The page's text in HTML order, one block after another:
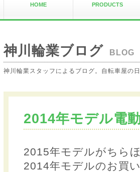
HOME PRODUCTS
神川輪業ブログ BLOG
神川輪業スタッフによるブログ。自転車屋の
2014年モデル電
2015年モデルがちら
2014年モデルのお買い